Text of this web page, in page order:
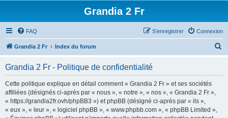
Grandia 2 Fr
FAQ Connexion
S’enregistrer
Grandia 2 Fr Index du forum
Grandia 2 Fr - Politique de confidentialité
Cette politique explique en détail comment « Grandia 2 Fr » et ses sociétés
affiliées (désignés ci-après par « nous », « notre », « nos », « Grandia 2 Fr »,
« https://grandia2fr.ovh/phpBB3 ») et phpBB (désigné ci-après par « ils »,
« eux », « leur », « logiciel phpBB », « www.phpbb.com », « phpBB Limited »,